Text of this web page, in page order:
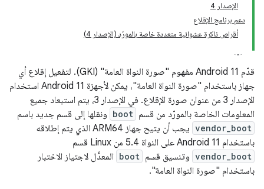
الإصدار 4
دعم برنامج الإقلاع
أقراص ذاكرة عشوائية متعددة خاصة بالمورّد (الإصدار 4)
قدّم Android 11 مفهوم "صورة النواة العامة" (GKI). لتفعيل إقلاع أي
جهاز باستخدام "صورة النواة العامة"، يمكن لأجهزة Android 11 استخدام
الإصدار 3 من عنوان صورة الإقلاع. في الإصدار 3، يتم استبعاد جميع
المعلومات الخاصة بالمورّد من قسم boot ونقلها إلى قسم جديد باسم
vendor_boot
يجب أن يتيح جهاز ARM64 الذي يتم إطلاقه
باستخدام Android 11 على النواة 5.4 من Linux قسم
vendor_boot وتنسيق قسم boot المعدَّل لاجتياز الاختبار
باستخدام "صورة النواة العامة".